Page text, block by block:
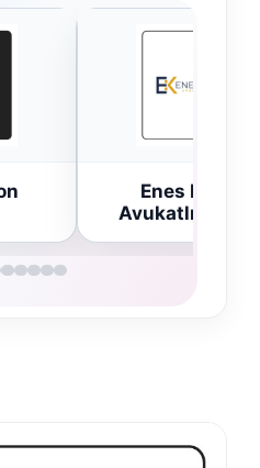
Enes Kaplan
Avukatlık Bürosu